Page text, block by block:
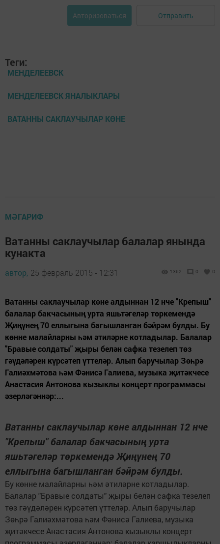
Авторизоваться Отправить
Теги:
МЕНДЕЛЕЕВСК
МЕНДЕЛЕЕВСК ЯНАЛЫКЛАРЫ
ВАТАННЫ САКЛАУЧЫЛАР КӨНЕ
МӘГАРИФ
Ватанны саклаучылар балалар янында
кунакта
автор, 25 февраль 2015 - 12:31 1362 0 0
Ватанны саклаучылар көне алдыннан 12 нче "Крепыш"
балалар бакчасының урта яшьтәгеләр төркемендә
Җиңүнең 70 еллыгына багышланган бәйрәм булды. Бу
көнне малайларны һәм әтиләрне котладылар. Балалар
"Бравые солдаты" җыры белән сафка тезелеп төз
гәүдәләрен күрсәтеп үттеләр. Алып баручылар Зөһрә
Галиәхмәтова һәм Фәнисә Галиева, музыка җитәкчесе
Анастасия Антонова кызыклы концерт программасы
әзерләгәннәр:...
Ватанны саклаучылар көне алдыннан 12 нче
"Крепыш" балалар бакчасының урта
яшьтәгеләр төркемендә Җиңүнең 70
еллыгына багышланган бәйрәм булды.
Бу көнне малайларны һәм әтиләрне котладылар.
Балалар "Бравые солдаты" җыры белән сафка тезелеп
төз гәүдәләрен күрсәтеп үттеләр. Алып баручылар
Зөһрә Галиәхмәтова һәм Фәнисә Галиева, музыка
җитәкчесе Анастасия Антонова кызыклы концерт